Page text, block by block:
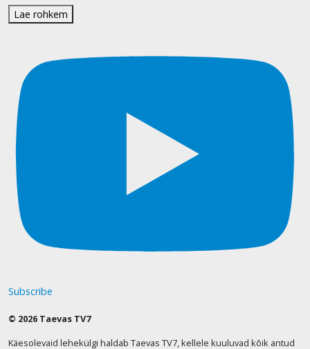
Lae rohkem
Subscribe
© 2026 Taevas TV7
Käesolevaid lehekülgi haldab Taevas TV7, kellele kuuluvad kõik antud